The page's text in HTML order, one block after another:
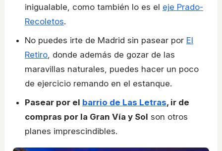
inigualable, como también lo es el eje Prado-
Recoletos.
No puedes irte de Madrid sin pasear por El
Retiro , donde además de gozar de las
maravillas naturales, puedes hacer un poco
de ejercicio remando en el estanque.
Pasear por el barrio de Las Letras, ir de
compras por la Gran Vía y Sol son otros
planes imprescindibles.